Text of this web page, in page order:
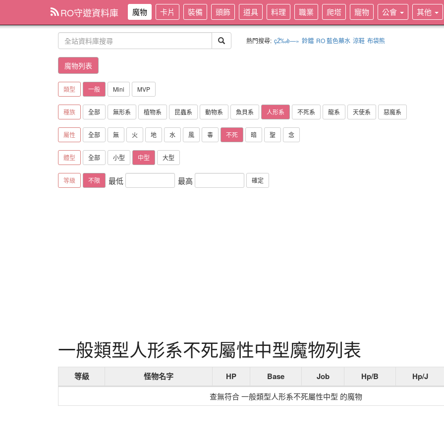
RO守遊資料庫 魔物 卡片 裝備 頭飾 道具 料理 職業 爬塔 寵物 公會 其他
熱門搜尋: çŽ‰è—» 鈴鐺 RO 藍色藥水 涼鞋 布袋熊
魔物列表
類型 一般 Mini MVP
種族 全部 無形系 植物系 昆蟲系 動物系 魚貝系 人形系 不死系 龍系 天使系 惡魔系
屬性 全部 無 火 地 水 風 毒 不死 暗 聖 念
體型 全部 小型 中型 大型
等級 不限 最低 最高 確定
一般類型人形系不死屬性中型魔物列表
等級 怪物名字 HP Base Job Hp/B Hp/J
查無符合 一般類型人形系不死屬性中型 的魔物